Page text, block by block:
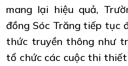
mang lại hiệu quả,
đồng Sóc Trăng tiếp tục
thức truyền thông như
tổ chức các cuộc thi